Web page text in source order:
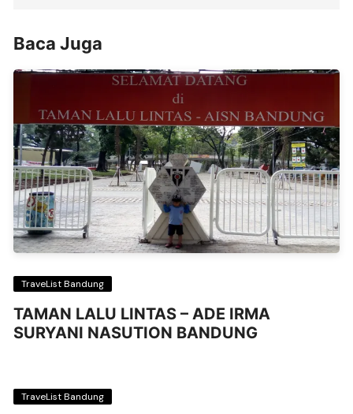
Baca Juga
TraveList Bandung
TAMAN LALU LINTAS – ADE IRMA
SURYANI NASUTION BANDUNG
TraveList Bandung